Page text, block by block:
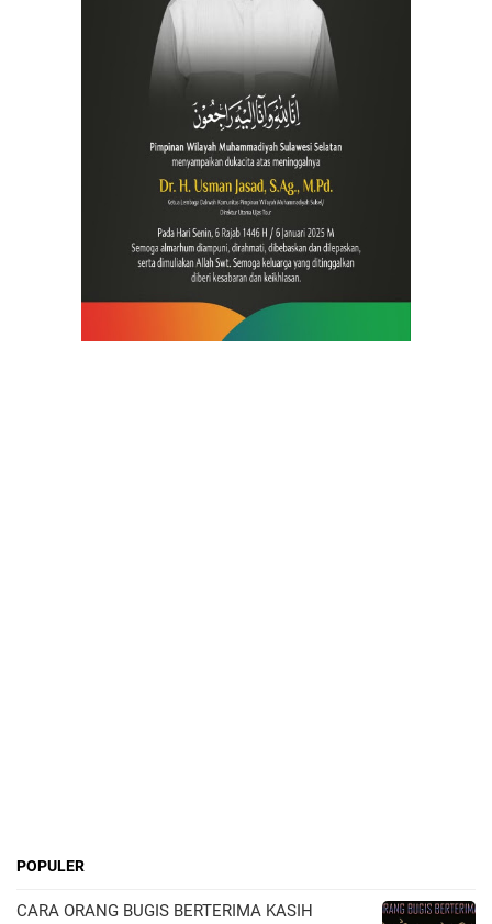
POPULER
CARA ORANG BUGIS BERTERIMA KASIH